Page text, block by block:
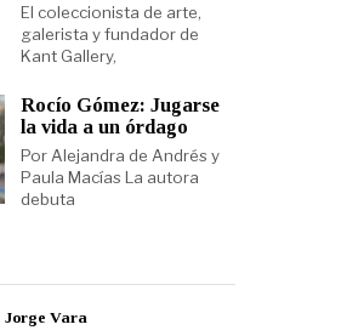
El coleccionista de arte,
galerista y fundador de
Kant Gallery,
Rocío Gómez: Jugarse
la vida a un órdago
Por Alejandra de Andrés y
Paula Macías La autora
debuta
Jorge Vara